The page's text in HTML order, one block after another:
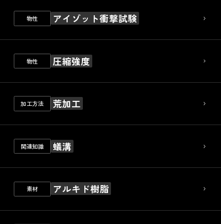
物性 アイゾット衝撃試験
物性 圧縮強度
加工方法 荒加工
関連知識 蟻溝
素材 アルキド樹脂